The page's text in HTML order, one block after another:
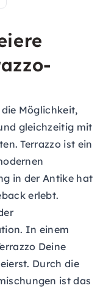
Möglichkeit,
gleichzeitig mit
Terrazzo ist ein
in der Antike hat
erlebt.
In einem
Deine
Durch die
ist das